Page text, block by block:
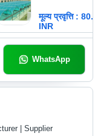
मूल्य प्रवृत्ति :
INR
WhatsApp
| Supplier